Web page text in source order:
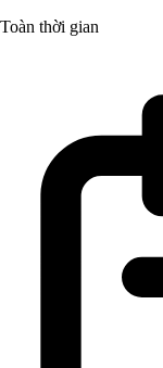
Toàn thời gian